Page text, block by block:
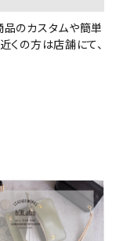
のカスタムや簡単
の方は店舗にて、